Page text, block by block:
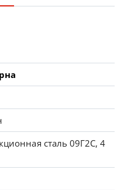
сталь 09Г2С, 4